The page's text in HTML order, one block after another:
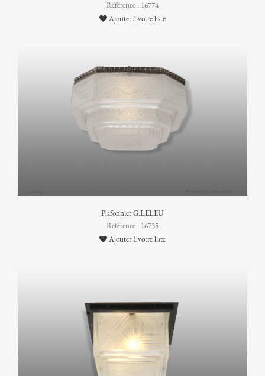
Référence : 16774
Ajouter à votre liste
Plafonnier G.LELEU
Référence : 16735
Ajouter à votre liste